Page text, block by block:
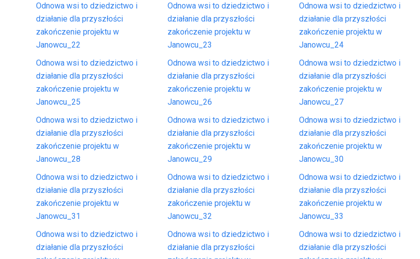
Odnowa wsi to dziedzictwo i
działanie dla przyszłości
zakończenie projektu w
Janowcu_22
Odnowa wsi to dziedzictwo i
działanie dla przyszłości
zakończenie projektu w
Janowcu_23
Odnowa wsi to dziedzictwo i
działanie dla przyszłości
zakończenie projektu w
Janowcu_24
Odnowa wsi to dziedzictwo i
działanie dla przyszłości
zakończenie projektu w
Janowcu_25
Odnowa wsi to dziedzictwo i
działanie dla przyszłości
zakończenie projektu w
Janowcu_26
Odnowa wsi to dziedzictwo i
działanie dla przyszłości
zakończenie projektu w
Janowcu_27
Odnowa wsi to dziedzictwo i
działanie dla przyszłości
zakończenie projektu w
Janowcu_28
Odnowa wsi to dziedzictwo i
działanie dla przyszłości
zakończenie projektu w
Janowcu_29
Odnowa wsi to dziedzictwo i
działanie dla przyszłości
zakończenie projektu w
Janowcu_30
Odnowa wsi to dziedzictwo i
działanie dla przyszłości
zakończenie projektu w
Janowcu_31
Odnowa wsi to dziedzictwo i
działanie dla przyszłości
zakończenie projektu w
Janowcu_32
Odnowa wsi to dziedzictwo i
działanie dla przyszłości
zakończenie projektu w
Janowcu_33
Odnowa wsi to dziedzictwo i
działanie dla przyszłości
Odnowa wsi to dziedzictwo i
działanie dla przyszłości
Odnowa wsi to dziedzictwo i
działanie dla przyszłości